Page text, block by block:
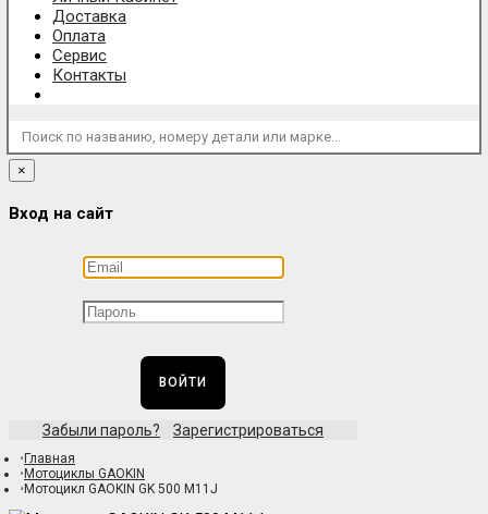
Доставка
Оплата
Сервис
Контакты
Поиск по названию, номеру детали или марке...
×
Вход на сайт
ВОЙТИ
Забыли пароль? Зарегистрироваться
Главная
Мотоциклы GAOKIN
Мотоцикл GAOKIN GK 500 М11J